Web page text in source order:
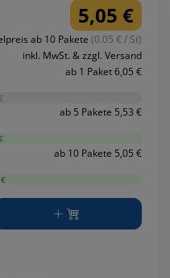
5,05 €
ab 10 Pakete (0.05 € / St)
inkl. MwSt. & zzgl. Versand
ab 1 Paket 6,05 €
ab 5 Pakete 5,53 €
ab 10 Pakete 5,05 €